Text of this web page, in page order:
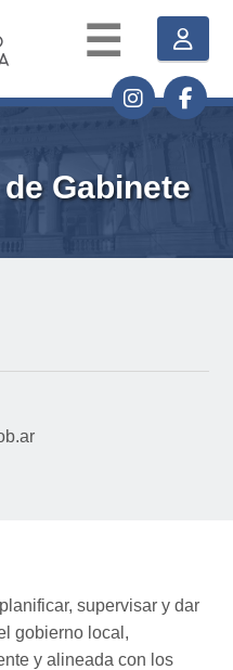
☰
Gabinete
supervisar y dar
gobierno local,
y alineada con los